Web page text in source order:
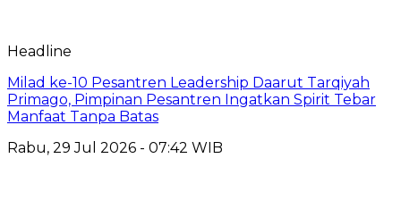
Headline
Milad ke-10 Pesantren Leadership Daarut Tarqiyah
Primago, Pimpinan Pesantren Ingatkan Spirit Tebar
Manfaat Tanpa Batas
Rabu, 29 Jul 2026 - 07:42 WIB